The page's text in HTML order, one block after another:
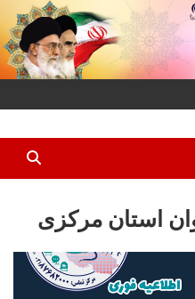
استان مرکزی